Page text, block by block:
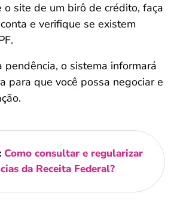
o site de um birô de crédito, faça
e verifique se existem
pendência, o sistema informará
para que você possa negociar e
Como consultar e regularizar
da Receita Federal?